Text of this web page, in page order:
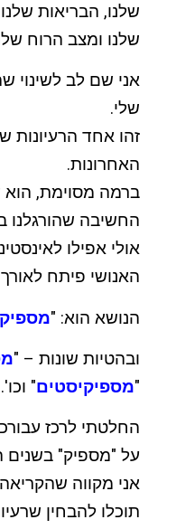
שלנו, הבריאות
שלנו ומצב הרוח
אני שם לב לשינוי
שלי.
זהו אחד הרעיונות
האחרונות.
ברמה מסוימת, הוא
החשיבה שהורגלנו
אולי אפילו
האנושי פיתח
הנושא הוא: "מספיק
ובהטיות שונות – "
"מספיקיסטים" וכו'.
החלטתי לרכז
על "מספיק" בשנים
אני מקווה
תוכלו להבחין